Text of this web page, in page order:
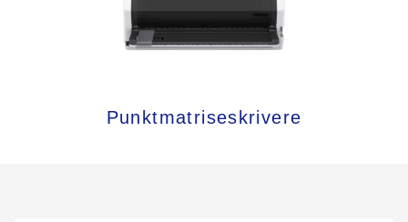
Punktmatriseskrivere